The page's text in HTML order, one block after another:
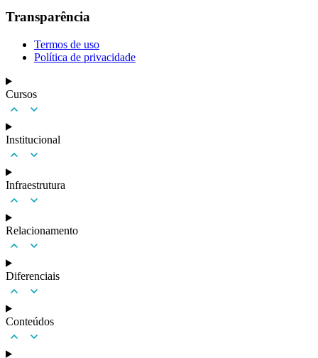
Transparência
Termos de uso
Política de privacidade
Cursos
Institucional
Infraestrutura
Relacionamento
Diferenciais
Conteúdos